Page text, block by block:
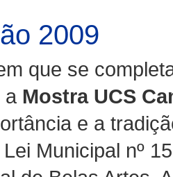
2009
que se
a Mostra UCS
e a
Municipal nº